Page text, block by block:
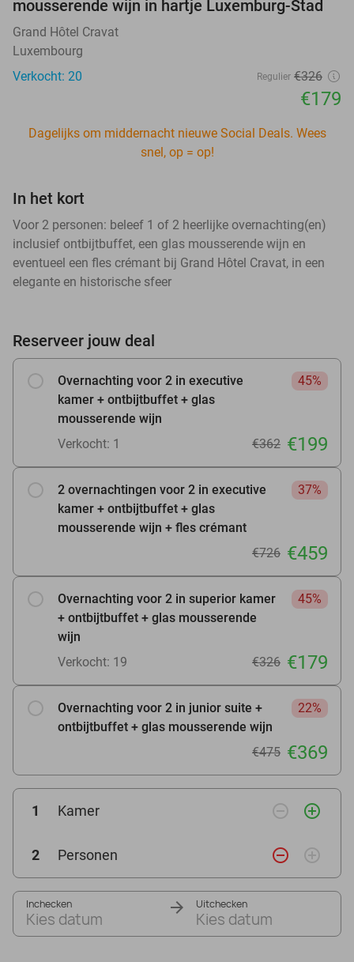
mousserende wijn in hartje Luxemburg-Stad
Grand Hôtel Cravat
Luxembourg
Verkocht: 20
Regulier €326
€179
Dagelijks om middernacht nieuwe Social Deals. Wees
snel, op = op!
In het kort
Voor 2 personen: beleef 1 of 2 heerlijke overnachting(en)
inclusief ontbijtbuffet, een glas mousserende wijn en
eventueel een fles crémant bij Grand Hôtel Cravat, in een
elegante en historische sfeer
Reserveer jouw deal
Overnachting voor 2 in executive
kamer + ontbijtbuffet + glas
mousserende wijn
45%
Verkocht: 1 €362 €199
2 overnachtingen voor 2 in executive
kamer + ontbijtbuffet + glas
mousserende wijn + fles crémant
37%
€726 €459
Overnachting voor 2 in superior kamer
+ ontbijtbuffet + glas mousserende
wijn
45%
Verkocht: 19 €326 €179
Overnachting voor 2 in junior suite +
ontbijtbuffet + glas mousserende wijn
22%
€475 €369
1 Kamer remove_circle_outline add_circle_outline
2 Personen remove_circle_outline add_circle_outline
Inchecken
Kies datum
Uitchecken
Kies datum